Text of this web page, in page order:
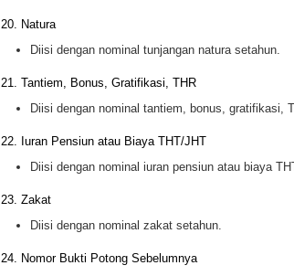
20. Natura
Diisi dengan nominal tunjangan natura setahun.
21. Tantiem, Bonus, Gratifikasi, THR
Diisi dengan nominal tantiem, bonus, gratifikasi,
22. Iuran Pensiun atau Biaya THT/JHT
Diisi dengan nominal iuran pensiun atau biaya
23. Zakat
Diisi dengan nominal zakat setahun.
24. Nomor Bukti Potong Sebelumnya